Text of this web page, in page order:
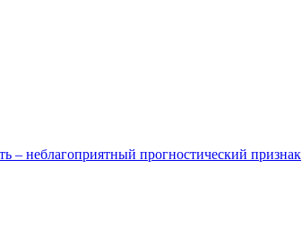
– неблагоприятный прогностический признак